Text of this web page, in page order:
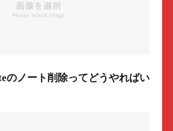
のノート削除ってどうやればい